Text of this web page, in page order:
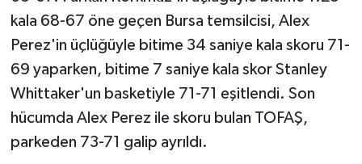
kala 68-67 öne geçen Bursa temsilcisi, Alex
Perez'in üçlüğüyle bitime 34 saniye kala skoru 71-
69 yaparken, bitime 7 saniye kala skor Stanley
Whittaker'un basketiyle 71-71 eşitlendi. Son
hücumda Alex Perez ile skoru bulan TOFAŞ,
parkeden 73-71 galip ayrıldı.